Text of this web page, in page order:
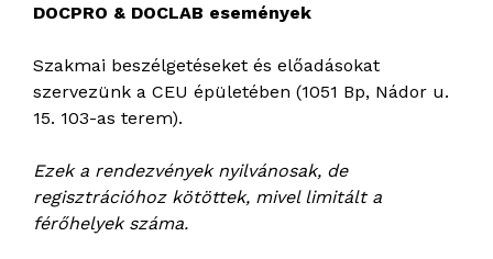
DOCPRO & DOCLAB események
Szakmai beszélgetéseket és előadásokat
szervezünk a CEU épületében (1051 Bp, Nádor u.
15. 103-as terem).
Ezek a rendezvények nyilvánosak, de
regisztrációhoz kötöttek, mivel limitált a
férőhelyek száma.